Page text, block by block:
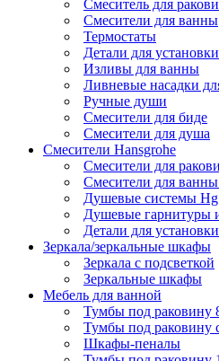
Смеситель для
Смесители для ванны
Термостаты
Детали для
Изливы для ванны
Ливневые насадки
Ручные души
Смесители для биде
Смесители для душа
Смесители Hansgrohe
Смесители для
Смесители для
Душевые системы Hg
Душевые гарнитуры
Детали для
Зеркала/зеркальные шкафы
Зеркала с подсветкой
Зеркальные шкафы
Мебель для ванной
Тумбы под раковину
Тумбы под раковину
Шкафы-пеналы